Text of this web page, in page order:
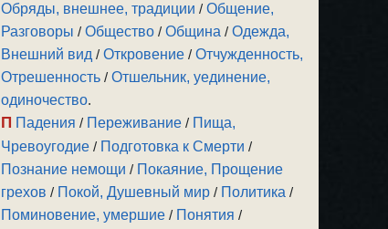
Обряды, внешнее, традиции /Общение,
Разговоры /Общество /Община /Одежда,
Внешний вид /Откровение /Отчужденность,
Отрешенность /Отшельник, уединение,
одиночество.
П Падения / Переживание / Пища,
Чревоугодие / Подготовка к Смерти /
Познание немощи / Покаяние, Прощение
грехов / Покой, Душевный мир / Политика /
Поминовение, умершие / Понятия /